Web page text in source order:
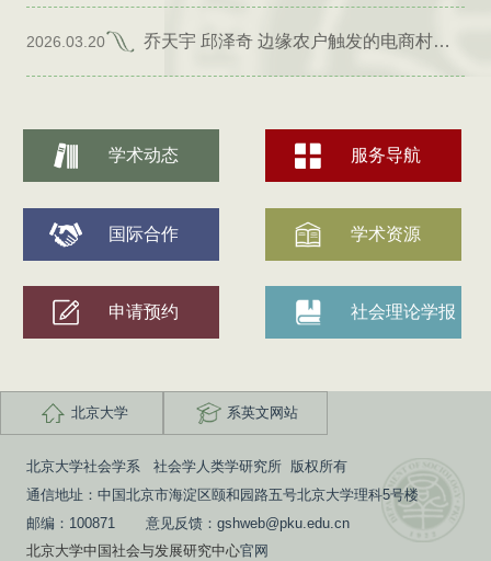
2026.03.20 乔天宇 邱泽奇 边缘农户触发的电商村形成
学术动态 服务导航
国际合作 学术资源
申请预约 社会理论学报
北京大学 系英文网站
北京大学社会学系 社会学人类学研究所 版权所有
通信地址：中国北京市海淀区颐和园路五号北京大学理科5号楼
邮编：100871 意见反馈：gshweb@pku.edu.cn
北京大学中国社会与发展研究中心官网